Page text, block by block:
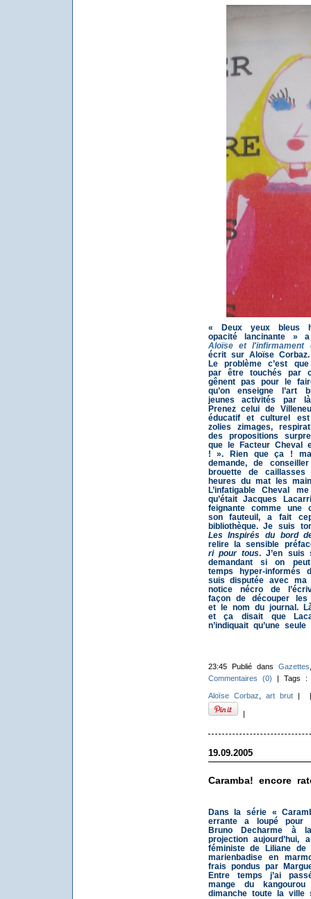
« Deux yeux bleus
opacité lancinante »
Aloïse et l'infirmament
écrit sur Aloïse Corbaz.
Le problème c’est
par être touchés par
gênent pas pour le
qu’on enseigne
jeunes activités par
Prenez celui de
éducatif et culturel
zolies zimages,
des propositions
que le Facteur Cheval
! ». Rien que ça !
demande, de
brouette de
heures du mat les
L’infatigable Cheval
qu’était Jacques
feignante comme une
son fauteuil, a fait
bibliothèque. Je suis
Les Inspirés du bord
relire la sensible
ri pour tous. J’en suis
demandant si on
temps hyper-informés
suis disputée avec ma
notice nécro de
façon de découper
et le nom du journal.
et ça disait que
n’indiquait qu’une
23:45 Publié dans Gazettes
Commentaires (0) | Tags
Aloïse Corbaz art brut|
|
19.09.2005
Caramba! encore
Dans la série «
errante a loupé pour
Bruno Decharme à
projection aujourd’hui,
féministe de Liliane de
marienbadise en
frais pondus par
Entre temps j’ai
mange du
dimanche toute la ville